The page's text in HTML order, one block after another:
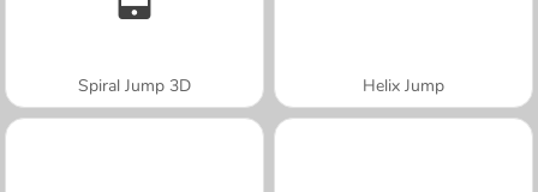
Spiral Jump 3D Helix Jump